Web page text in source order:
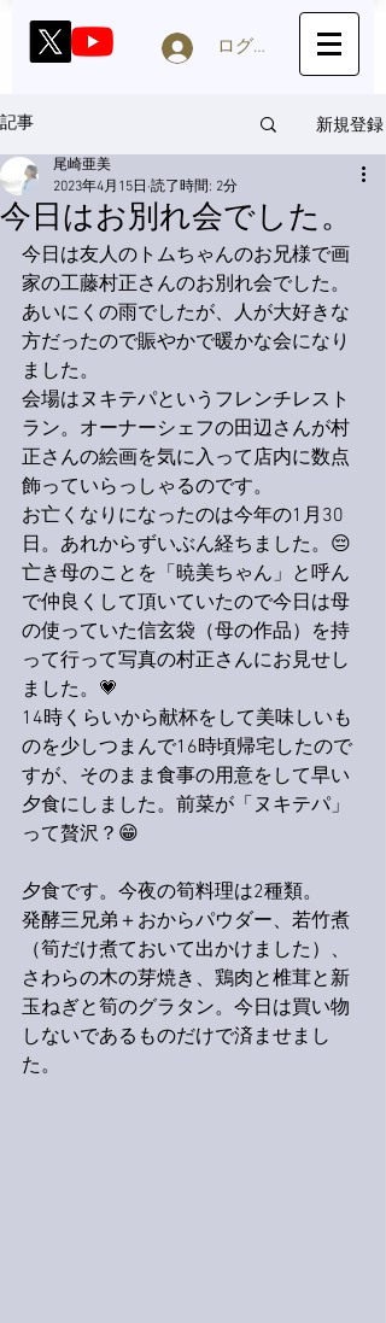
ログイン
記事 新規登録
今日はお別れ会でした。
尾崎亜美
2023年4月15日 読了時間: 2分
今日は友人のトムちゃんのお兄様で画
家の工藤村正さんのお別れ会でした。
あいにくの雨でしたが、人が大好きな
方だったので賑やかで暖かな会になり
ました。
会場はヌキテパというフレンチレスト
ラン。オーナーシェフの田辺さんが村
正さんの絵画を気に入って店内に数点
飾っていらっしゃるのです。
お亡くなりになったのは今年の1月30
日。あれからずいぶん経ちました。😔
亡き母のことを「暁美ちゃん」と呼ん
で仲良くして頂いていたので今日は母
の使っていた信玄袋（母の作品）を持
って行って写真の村正さんにお見せし
ました。💗
14時くらいから献杯をして美味しいも
のを少しつまんで16時頃帰宅したので
すが、そのまま食事の用意をして早い
夕食にしました。前菜が「ヌキテパ」
って贅沢？😁
夕食です。今夜の筍料理は2種類。
発酵三兄弟＋おからパウダー、若竹煮
（筍だけ煮ておいて出かけました）、
さわらの木の芽焼き、鶏肉と椎茸と新
玉ねぎと筍のグラタン。今日は買い物
しないであるものだけで済ませまし
た。